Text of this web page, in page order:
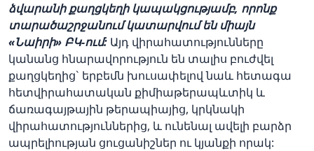
ձվարանի քաղցկեղի կապակցությամբ, որոնք
տարածաշրջանում կատարվում են միայն
«Նաիրի» ԲԿ-ում: Այդ վիրահատությունները
կանանց հնարավորություն են տալիս բուժվել
քաղցկեղից` երբեմն խուսափելով նաև հետագա
հետվիրահատական քիմիաթերապևտիկ և
ճառագայթային թերապիայից, կրկնակի
վիրահատություններից, և ունենալ ավելի բարձր
ապրելիության ցուցանիշներ ու կյանքի որակ: